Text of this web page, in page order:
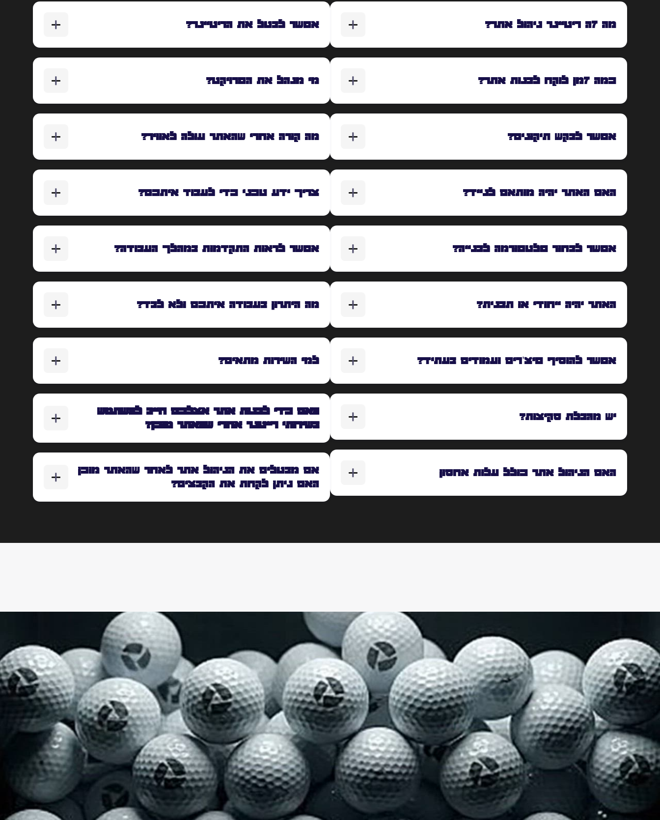
מה זה ריטיינר ניהול אתר?
כמה זמן לוקח לבנות אתר?
אפשר לבקש תיקונים?
האם האתר יהיה מותאם לנייד?
אפשר לבחור פלטפורמה לבנייה?
האתר יהיה ייחודי או תבנית?
אפשר להוסיף פיצ’רים ועמודים בעתיד?
יש מגבלת סקיצות?
האם הניהול אתר כולל עלות אחסון
אפשר לבטל את הריטיינר?
מי מנהל את הפרויקט?
מה קורה אחרי שהאתר עולה לאוויר?
צריך ידע טכני כדי לעבוד איתכם?
אפשר לראות התקדמות במהלך העבודה?
מה היתרון בעבודה איתכם ולא לבד?
למי השירות מתאים?
האם כדי לבנות אתר אצלכם חייב להשתמש
בשירותי רייטנר אחרי שהאתר מוכן?
אם מבטלים את הניהול אתר לאחר שהאתר מוכן
האם ניתן לקחת את הקבצים?
דברו איתנו